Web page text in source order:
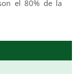
el 80% de la